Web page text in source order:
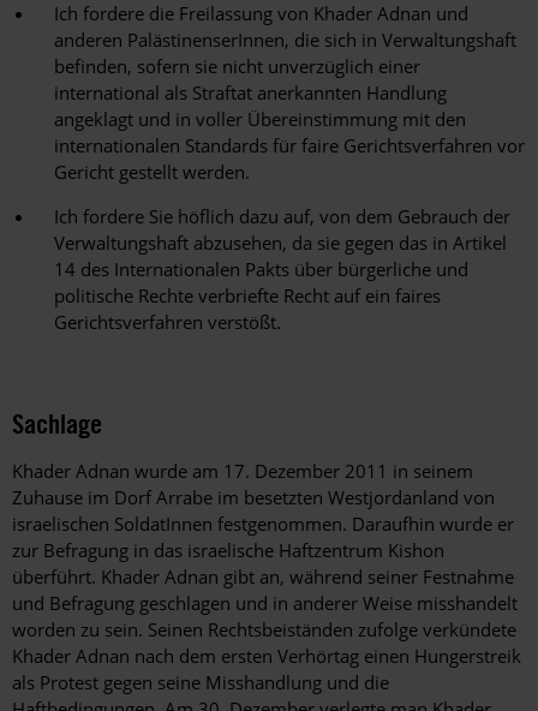
Ich fordere die Freilassung von Khader Adnan und
anderen PalästinenserInnen, die sich in Verwaltungshaft
befinden, sofern sie nicht unverzüglich einer
international als Straftat anerkannten Handlung
angeklagt und in voller Übereinstimmung mit den
internationalen Standards für faire Gerichtsverfahren vor
Gericht gestellt werden.
Ich fordere Sie höflich dazu auf, von dem Gebrauch der
Verwaltungshaft abzusehen, da sie gegen das in Artikel
14 des Internationalen Pakts über bürgerliche und
politische Rechte verbriefte Recht auf ein faires
Gerichtsverfahren verstößt.
Sachlage
Khader Adnan wurde am 17. Dezember 2011 in seinem
Zuhause im Dorf Arrabe im besetzten Westjordanland von
israelischen SoldatInnen festgenommen. Daraufhin wurde er
zur Befragung in das israelische Haftzentrum Kishon
überführt. Khader Adnan gibt an, während seiner Festnahme
und Befragung geschlagen und in anderer Weise misshandelt
worden zu sein. Seinen Rechtsbeiständen zufolge verkündete
Khader Adnan nach dem ersten Verhörtag einen Hungerstreik
als Protest gegen seine Misshandlung und die